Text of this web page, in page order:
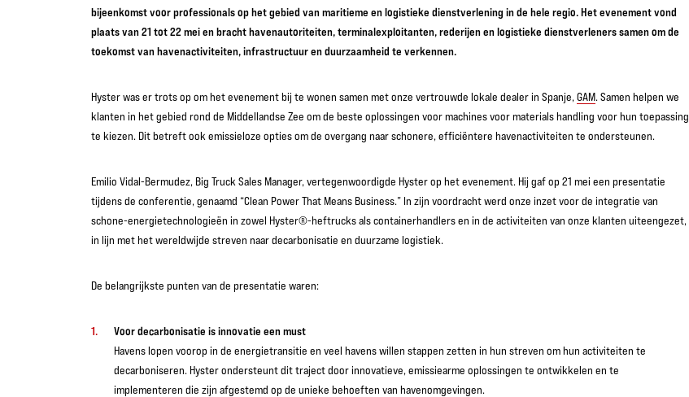
bijeenkomst voor professionals op het gebied van maritieme en logistieke dienstverlening in de hele regio. Het evenement vond
plaats van 21 tot 22 mei en bracht havenautoriteiten, terminalexploitanten, rederijen en logistieke dienstverleners samen om de
toekomst van havenactiviteiten, infrastructuur en duurzaamheid te verkennen.
Hyster was er trots op om het evenement bij te wonen samen met onze vertrouwde lokale dealer in Spanje, GAM. Samen helpen we
klanten in het gebied rond de Middellandse Zee om de beste oplossingen voor machines voor materials handling voor hun toepassing
te kiezen. Dit betreft ook emissieloze opties om de overgang naar schonere, efficiëntere havenactiviteiten te ondersteunen.
Emilio Vidal-Bermudez, Big Truck Sales Manager, vertegenwoordigde Hyster op het evenement. Hij gaf op 21 mei een presentatie
tijdens de conferentie, genaamd “Clean Power That Means Business.” In zijn voordracht werd onze inzet voor de integratie van
schone-energietechnologieën in zowel Hyster®-heftrucks als containerhandlers en in de activiteiten van onze klanten uiteengezet,
in lijn met het wereldwijde streven naar decarbonisatie en duurzame logistiek.
De belangrijkste punten van de presentatie waren:
Voor decarbonisatie is innovatie een must
Havens lopen voorop in de energietransitie en veel havens willen stappen zetten in hun streven om hun activiteiten te
decarboniseren. Hyster ondersteunt dit traject door innovatieve, emissiearme oplossingen te ontwikkelen en te
implementeren die zijn afgestemd op de unieke behoeften van havenomgevingen.